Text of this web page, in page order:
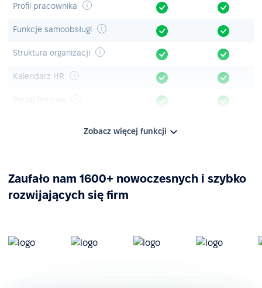
Profil pracownika
Funkcje samoobsługi
Struktura organizacji
Kalendarz HR
Portal firmowy
Zarządzanie urlopami
Oś urlopów
Zobacz więcej funkcji
Zaufało nam 1600+ nowoczesnych i szybko
rozwijających się firm